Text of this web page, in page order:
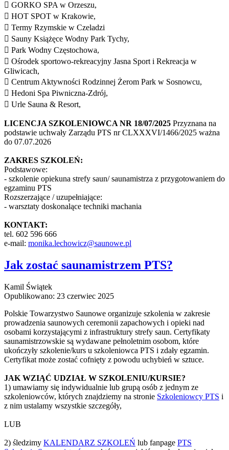
 GORKO SPA w Orzeszu,
 HOT SPOT w Krakowie,
 Termy Rzymskie w Czeladzi
 Sauny Książęce Wodny Park Tychy,
 Park Wodny Częstochowa,
 Ośrodek sportowo-rekreacyjny Jasna Sport i Rekreacja w
Gliwicach,
 Centrum Aktywności Rodzinnej Żerom Park w Sosnowcu,
 Hedoni Spa Piwniczna-Zdrój,
 Urle Sauna & Resort,
LICENCJA SZKOLENIOWCA NR 18/07/2025 Przyznana na
podstawie uchwały Zarządu PTS nr CLXXXVI/1466/2025 ważna
do 07.07.2026
ZAKRES SZKOLEŃ:
Podstawowe:
- szkolenie opiekuna strefy saun/ saunamistrza z przygotowaniem do
egzaminu PTS
Rozszerzające / uzupełniające:
- warsztaty doskonalące techniki machania
KONTAKT:
tel. 602 596 666
e-mail: monika.lechowicz@saunowe.pl
Jak zostać saunamistrzem PTS?
Kamil Świątek
Opublikowano: 23 czerwiec 2025
Polskie Towarzystwo Saunowe organizuje szkolenia w zakresie
prowadzenia saunowych ceremonii zapachowych i opieki nad
osobami korzystającymi z infrastruktury strefy saun. Certyfikaty
saunamistrzowskie są wydawane pełnoletnim osobom, które
ukończyły szkolenie/kurs u szkoleniowca PTS i zdały egzamin.
Certyfikat może zostać cofnięty z powodu uchybień w sztuce.
JAK WZIĄĆ UDZIAŁ W SZKOLENIU/KURSIE?
1) umawiamy się indywidualnie lub grupą osób z jednym ze
szkoleniowców, których znajdziemy na stronie Szkoleniowcy PTS i
z nim ustalamy wszystkie szczegóły,
LUB
2) śledzimy KALENDARZ SZKOLEŃ lub fanpage PTS